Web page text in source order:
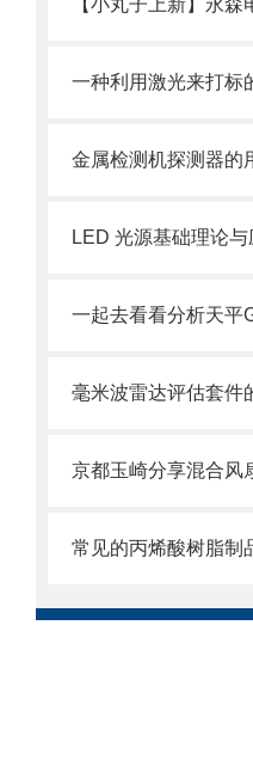
一种利用激光来打标
金属检测机探测器的
LED 光源基础理论
一起去看看分析天平
毫米波雷达评估套件
京都玉崎分享混合风
常见的丙烯酸树脂